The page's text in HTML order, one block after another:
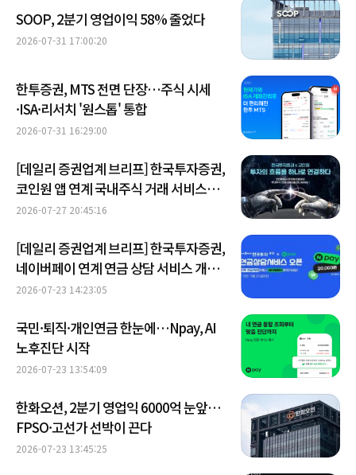
SOOP, 2분기 영업이익 58% 줄었다
2026-07-31 17:00:20
한투증권, MTS 전면 단장…주식 시세
·ISA·리서치 '원스톱' 통합
2026-07-31 16:29:00
[데일리 증권업계 브리프] 한국투자증권,
코인원 앱 연계 국내주식 거래 서비스
출시 外
2026-07-27 20:45:16
[데일리 증권업계 브리프] 한국투자증권,
네이버페이 연계 연금 상담 서비스 개시
外
2026-07-23 14:23:05
국민·퇴직·개인연금 한눈에…Npay, AI
노후진단 시작
2026-07-23 13:54:09
한화오션, 2분기 영업익 6000억 눈앞…
FPSO·고선가 선박이 끈다
2026-07-23 13:45:25